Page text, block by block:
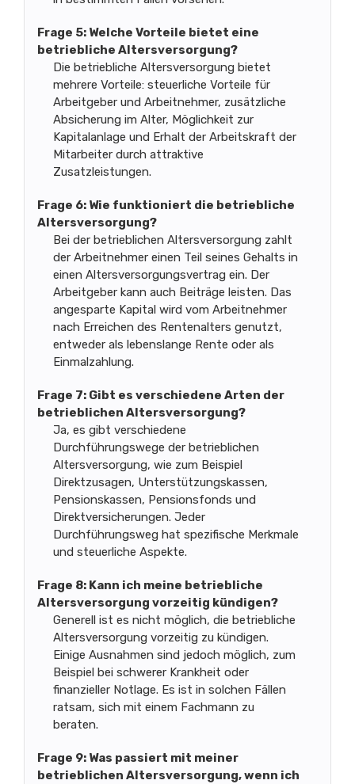
Frage 5: Welche Vorteile bietet eine
betriebliche Altersversorgung?
Die betriebliche Altersversorgung bietet
mehrere Vorteile: steuerliche Vorteile für
Arbeitgeber und Arbeitnehmer, zusätzliche
Absicherung im Alter, Möglichkeit zur
Kapitalanlage und Erhalt der Arbeitskraft der
Mitarbeiter durch attraktive
Zusatzleistungen.
Frage 6: Wie funktioniert die betriebliche
Altersversorgung?
Bei der betrieblichen Altersversorgung zahlt
der Arbeitnehmer einen Teil seines Gehalts in
einen Altersversorgungsvertrag ein. Der
Arbeitgeber kann auch Beiträge leisten. Das
angesparte Kapital wird vom Arbeitnehmer
nach Erreichen des Rentenalters genutzt,
entweder als lebenslange Rente oder als
Einmalzahlung.
Frage 7: Gibt es verschiedene Arten der
betrieblichen Altersversorgung?
Ja, es gibt verschiedene
Durchführungswege der betrieblichen
Altersversorgung, wie zum Beispiel
Direktzusagen, Unterstützungskassen,
Pensionskassen, Pensionsfonds und
Direktversicherungen. Jeder
Durchführungsweg hat spezifische Merkmale
und steuerliche Aspekte.
Frage 8: Kann ich meine betriebliche
Altersversorgung vorzeitig kündigen?
Generell ist es nicht möglich, die betriebliche
Altersversorgung vorzeitig zu kündigen.
Einige Ausnahmen sind jedoch möglich, zum
Beispiel bei schwerer Krankheit oder
finanzieller Notlage. Es ist in solchen Fällen
ratsam, sich mit einem Fachmann zu
beraten.
Frage 9: Was passiert mit meiner
betrieblichen Altersversorgung, wenn ich